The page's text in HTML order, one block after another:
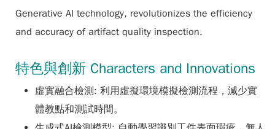
Generative AI technology, revolutionizes the efficiency
and accuracy of artifact quality inspection.
特色與創新 Characters and Innovations
虛實融合檢測: 利用虛擬環境模擬檢測流程，減少實
體教點和測試時間。